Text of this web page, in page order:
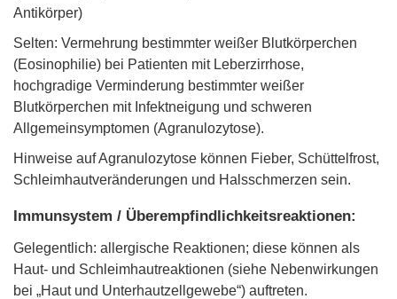
Antikörper)
Selten: Vermehrung bestimmter weißer Blutkörperchen
(Eosinophilie) bei Patienten mit Leberzirrhose,
hochgradige Verminderung bestimmter weißer
Blutkörperchen mit Infektneigung und schweren
Allgemeinsymptomen (Agranulozytose).
Hinweise auf Agranulozytose können Fieber, Schüttelfrost,
Schleimhautveränderungen und Halsschmerzen sein.
Immunsystem / Überempfindlichkeitsreaktionen:
Gelegentlich: allergische Reaktionen; diese können als
Haut- und Schleimhautreaktionen (siehe Nebenwirkungen
bei „Haut und Unterhautzellgewebe“) auftreten.